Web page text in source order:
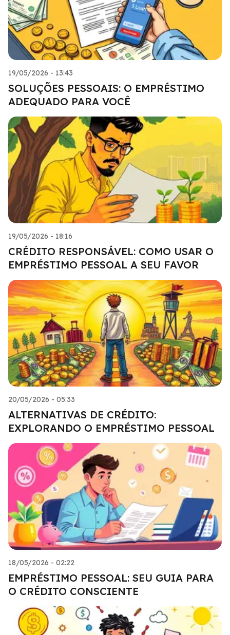
19/05/2026 - 13:43
SOLUÇÕES PESSOAIS: O EMPRÉSTIMO
ADEQUADO PARA VOCÊ
19/05/2026 - 18:16
CRÉDITO RESPONSÁVEL: COMO USAR O
EMPRÉSTIMO PESSOAL A SEU FAVOR
20/05/2026 - 05:33
ALTERNATIVAS DE CRÉDITO:
EXPLORANDO O EMPRÉSTIMO PESSOAL
18/05/2026 - 02:22
EMPRÉSTIMO PESSOAL: SEU GUIA PARA
O CRÉDITO CONSCIENTE